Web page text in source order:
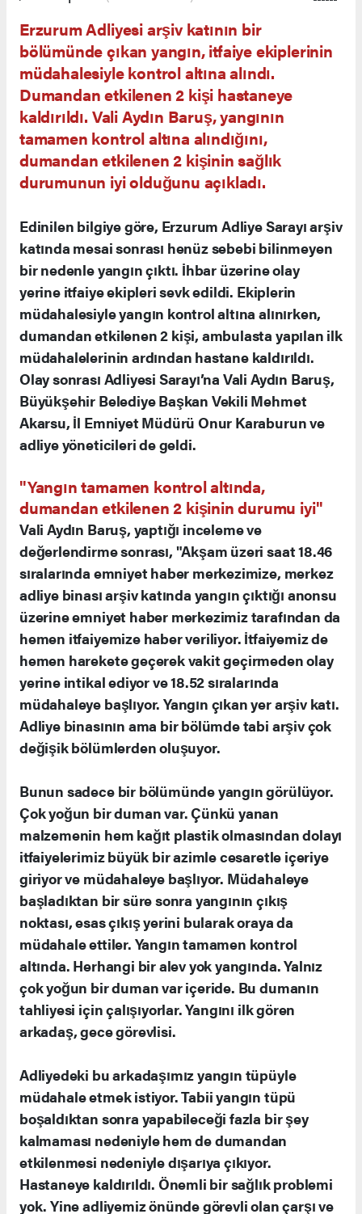
Erzurum Adliyesi arşiv katının bir
bölümünde çıkan yangın, itfaiye ekiplerinin
müdahalesiyle kontrol altına alındı.
Dumandan etkilenen 2 kişi hastaneye
kaldırıldı. Vali Aydın Baruş, yangının
tamamen kontrol altına alındığını,
dumandan etkilenen 2 kişinin sağlık
durumunun iyi olduğunu açıkladı.
Edinilen bilgiye göre, Erzurum Adliye Sarayı arşiv
katında mesai sonrası henüz sebebi bilinmeyen
bir nedenle yangın çıktı. İhbar üzerine olay
yerine itfaiye ekipleri sevk edildi. Ekiplerin
müdahalesiyle yangın kontrol altına alınırken,
dumandan etkilenen 2 kişi, ambulasta yapılan ilk
müdahalelerinin ardından hastane kaldırıldı.
Olay sonrası Adliyesi Sarayı’na Vali Aydın Baruş,
Büyükşehir Belediye Başkan Vekili Mehmet
Akarsu, İl Emniyet Müdürü Onur Karaburun ve
adliye yöneticileri de geldi.
"Yangın tamamen kontrol altında,
dumandan etkilenen 2 kişinin durumu iyi"
Vali Aydın Baruş, yaptığı inceleme ve
değerlendirme sonrası, "Akşam üzeri saat 18.46
sıralarında emniyet haber merkezimize, merkez
adliye binası arşiv katında yangın çıktığı anonsu
üzerine emniyet haber merkezimiz tarafından da
hemen itfaiyemize haber veriliyor. İtfaiyemiz de
hemen harekete geçerek vakit geçirmeden olay
yerine intikal ediyor ve 18.52 sıralarında
müdahaleye başlıyor. Yangın çıkan yer arşiv katı.
Adliye binasının ama bir bölümde tabi arşiv çok
değişik bölümlerden oluşuyor.
Bunun sadece bir bölümünde yangın görülüyor.
Çok yoğun bir duman var. Çünkü yanan
malzemenin hem kağıt plastik olmasından dolayı
itfaiyelerimiz büyük bir azimle cesaretle içeriye
giriyor ve müdahaleye başlıyor. Müdahaleye
başladıktan bir süre sonra yangının çıkış
noktası, esas çıkış yerini bularak oraya da
müdahale ettiler. Yangın tamamen kontrol
altında. Herhangi bir alev yok yangında. Yalnız
çok yoğun bir duman var içeride. Bu dumanın
tahliyesi için çalışıyorlar. Yangını ilk gören
arkadaş, gece görevlisi.
Adliyedeki bu arkadaşımız yangın tüpüyle
müdahale etmek istiyor. Tabii yangın tüpü
boşaldıktan sonra yapabileceği fazla bir şey
kalmaması nedeniyle hem de dumandan
etkilenmesi nedeniyle dışarıya çıkıyor.
Hastaneye kaldırıldı. Önemli bir sağlık problemi
yok. Yine adliyemiz önünde görevli olan çarşı ve